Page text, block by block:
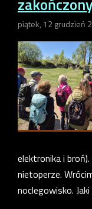
zakończony
piątek, 12 grudzień
elektronika i
nietoperze.
noclegowisko.